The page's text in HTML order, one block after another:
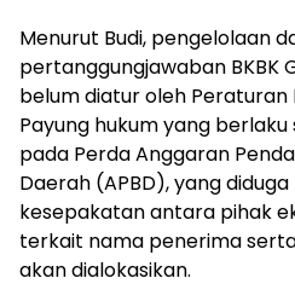
Menurut Budi, pengelolaan
pertanggungjawaban BKBK
belum diatur oleh Peraturan
Payung hukum yang
pada Perda Anggaran
Daerah (APBD), yang
kesepakatan antara pihak
terkait nama penerima
akan dialokasikan.